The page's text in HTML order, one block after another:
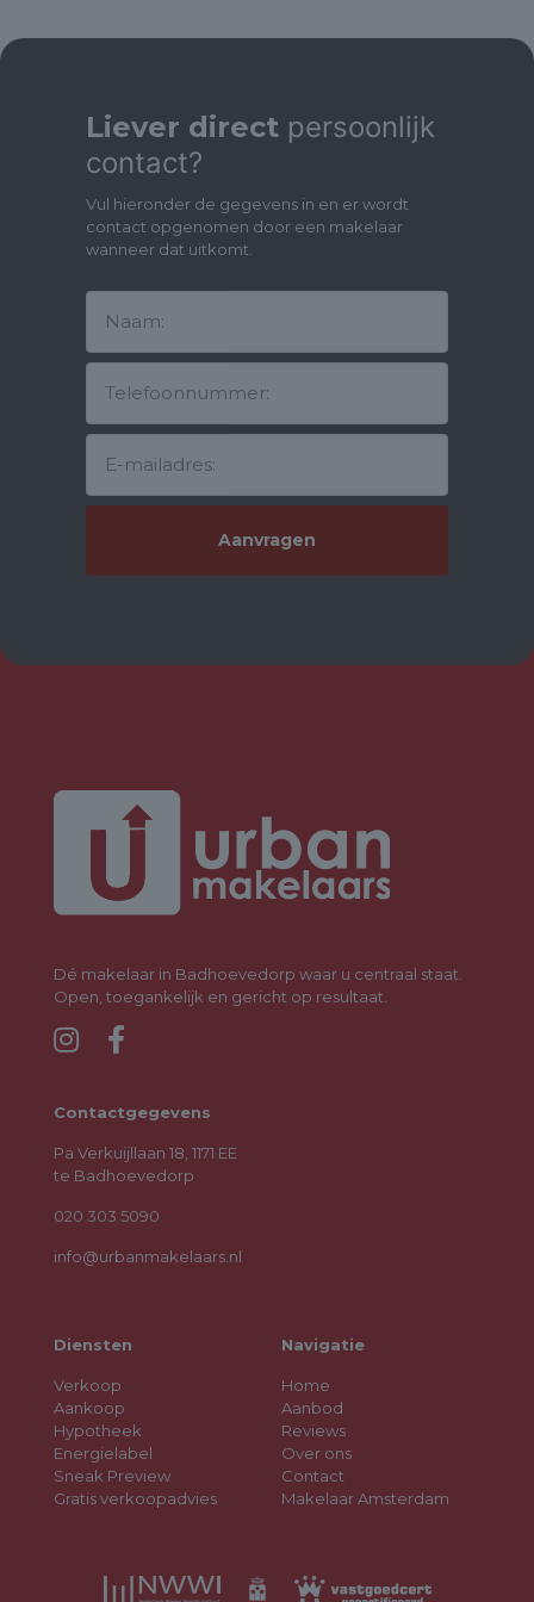
- Eigen grond, gelegen op steenworp afstand van Amsterdam.
- Parkeren is vrij en zonder vergunning, er is altijd voldoende
plek voor de deur.
- Lift aanwezig en minder valide en rolstoel toegankelijk.
- Notaris: naar keuze koper, mits koopakte conform Model Ring
bij notaris in Groot Amsterdam.
- Vraagprijs: € 409.500,- k.k.
superleuke 4-kamer appartement in de directe nabijheid van
Amsterdam!
Liever direct persoonlijk
contact?
Vul hieronder de gegevens in en er wordt
contact opgenomen door een makelaar
wanneer dat uitkomt.
Dé makelaar in Badhoevedorp waar u centraal staat.
Open, toegankelijk en gericht op resultaat.
Contactgegevens
Pa Verkuijllaan 18, 1171 EE
te Badhoevedorp
020 303 5090
info@urbanmakelaars.nl
Diensten
Verkoop
Aankoop
Hypotheek
Energielabel
Sneak Preview
Gratis verkoopadvies
Navigatie
Home
Aanbod
Reviews
Over ons
Contact
Makelaar Amsterdam